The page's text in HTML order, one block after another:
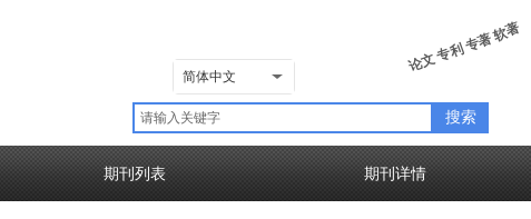
简体中文
论文 专利 专著 软著
搜索
期刊列表 期刊详情